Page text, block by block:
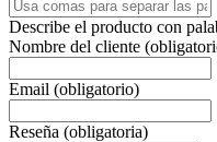
Describe el producto con
Nombre del cliente
Email (obligatorio)
Reseña (obligatoria)